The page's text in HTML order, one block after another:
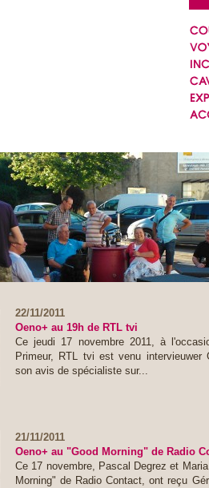
22/11/2011
Oeno+ au 19h de RTL tvi
Ce jeudi 17 novembre 2011, à
Primeur, RTL tvi est venu intervieuwer
son avis de spécialiste sur...
21/11/2011
Oeno+ au "Good Morning" de Radio
Ce 17 novembre, Pascal Degrez et
Morning" de Radio Contact, ont reçu